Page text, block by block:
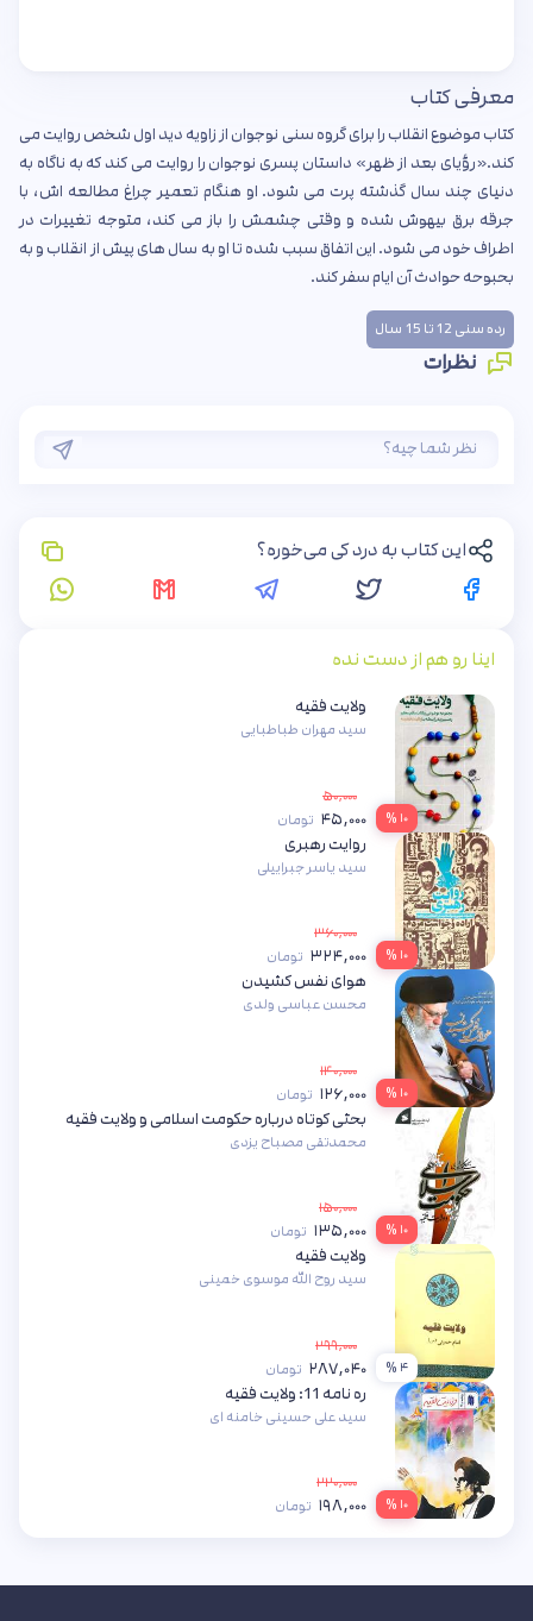
معرفی کتاب
کتاب موضوع انقلاب را برای گروه سنی نوجوان از زاویه دید اول شخص روایت می
کند.«رؤیای بعد از ظهر» داستان پسری نوجوان را روایت می کند که به ناگاه به
دنیای چند سال گذشته پرت می شود. او هنگام تعمیر چراغ مطالعه اش، با
جرقه برق بیهوش شده و وقتی چشمش را باز می کند، متوجه تغییرات در
اطراف خود می شود. این اتفاق سبب شده تا او به سال های پیش از انقلاب و به
بحبوحه حوادث آن ایام سفر کند.
رده سنی 12 تا 15 سال
نظرات
این کتاب به درد کی می‌خوره؟
اینا رو هم از دست نده
۱۰ %
ولایت فقیه
سید مهران طباطبایی
۵۰,۰۰۰
۴۵,۰۰۰ تومان
۱۰ %
روایت رهبری
سید یاسر جبراییلی
۳۶۰,۰۰۰
۳۲۴,۰۰۰ تومان
۱۰ %
هوای نفس کشیدن
محسن عباسی ولدی
۱۴۰,۰۰۰
۱۲۶,۰۰۰ تومان
۱۰ %
بحثی کوتاه درباره حکومت اسلامی و ولایت فقیه
محمدتقی مصباح یزدی
۱۵۰,۰۰۰
۱۳۵,۰۰۰ تومان
۴ %
ولایت فقیه
سید روح الله موسوی خمینی
۲۹۹,۰۰۰
۲۸۷,۰۴۰ تومان
۱۰ %
ره نامه 11: ولایت فقیه
سید علی حسینی خامنه ای
۲۲۰,۰۰۰
۱۹۸,۰۰۰ تومان